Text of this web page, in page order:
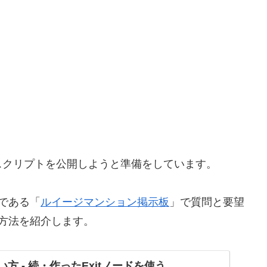
リプトを公開しようと準備をしています。
ある「 ルイージマンション掲示板 」で質問と要望
法を紹介します。